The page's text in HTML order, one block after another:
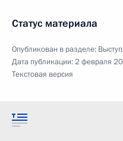
Статус материала
Опубликован в разделе:
Дата публикации:2 февраля
Текстовая версия